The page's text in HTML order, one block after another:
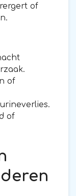
of
of
of